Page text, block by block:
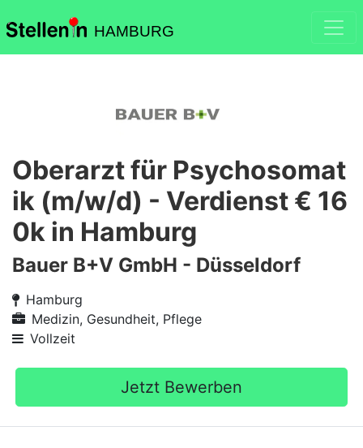
HAMBURG
Oberarzt für Psychosomat
ik (m/w/d) - Verdienst € 16
0k in Hamburg
Bauer B+V GmbH - Düsseldorf
Hamburg
Medizin, Gesundheit, Pflege
Vollzeit
Jetzt Bewerben